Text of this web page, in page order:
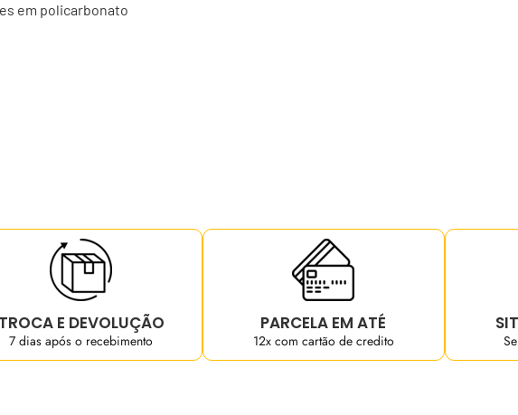
em policarbonato
TROCA E DEVOLUÇÃO
7 dias após o recebimento
PARCELA EM ATÉ
12x com cartão de credito